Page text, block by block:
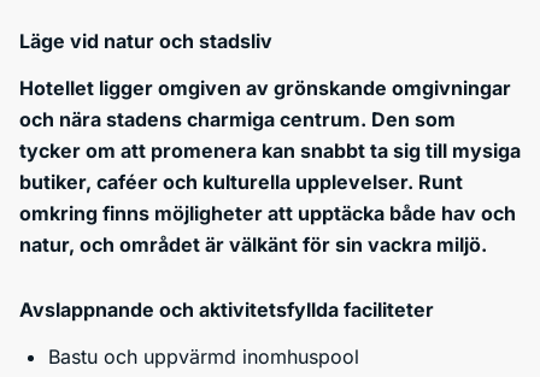
Läge vid natur och stadsliv
Hotellet ligger omgiven av grönskande omgivningar
och nära stadens charmiga centrum. Den som
tycker om att promenera kan snabbt ta sig till mysiga
butiker, caféer och kulturella upplevelser. Runt
omkring finns möjligheter att upptäcka både hav och
natur, och området är välkänt för sin vackra miljö.
Avslappnande och aktivitetsfyllda faciliteter
Bastu och uppvärmd inomhuspool